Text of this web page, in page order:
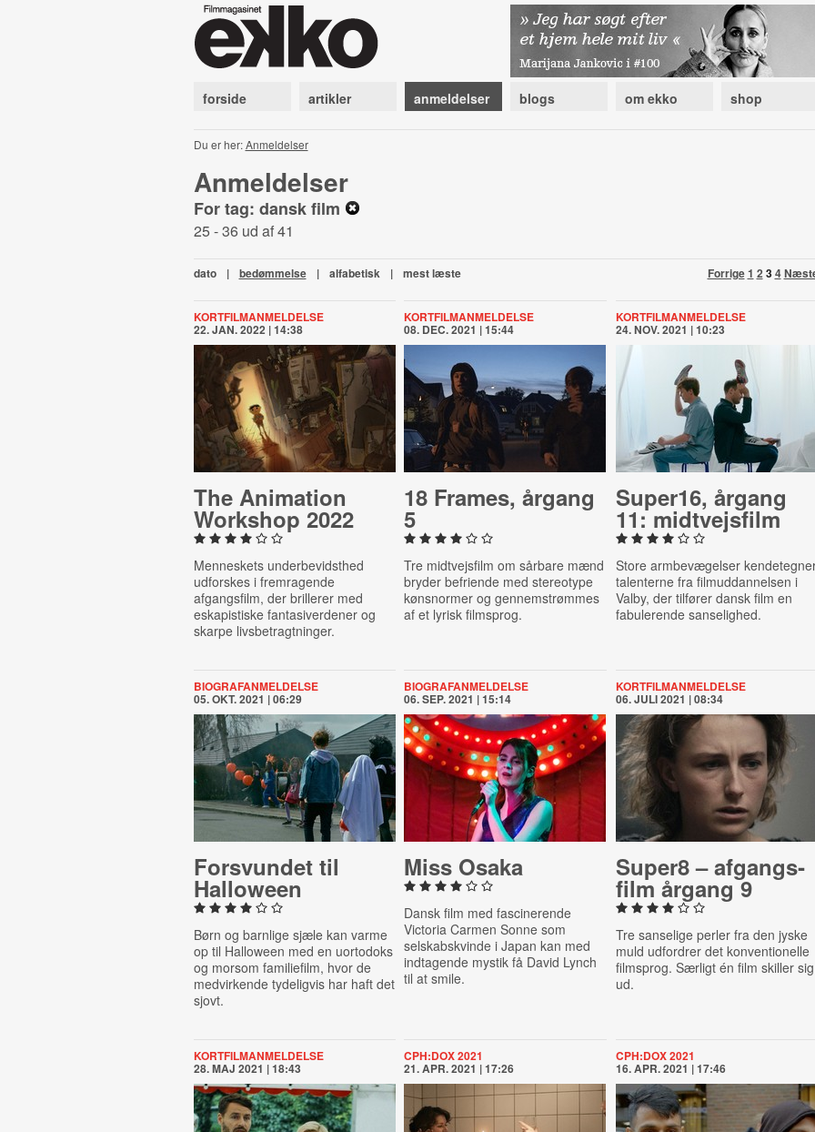
forside artikler anmeldelser blogs om ekko shop
Du er her:Anmeldelser
Anmeldelser
For tag: dansk film
25 - 36 ud af 41
Forrige1 2 34
dato | bedømmelse | alfabetisk | mest læste
KORTFILMANMELDELSE
22. JAN. 2022 | 14:38
The Animation
Workshop 2022
Menneskets underbevidsthed
udforskes i fremragende
afgangsfilm, der brillerer med
eskapistiske fantasiverdener og
skarpe livsbetragtninger.
KORTFILMANMELDELSE
08. DEC. 2021 | 15:44
18 Frames, årgang
5
Tre midtvejsfilm om sårbare mænd
bryder befriende med stereotype
kønsnormer og gennemstrømmes
af et lyrisk filmsprog.
KORTFILMANMELDELSE
24. NOV. 2021 | 10:23
Super16, årgang
11: midt­vejs­film
Store armbevægelser
talenterne fra filmuddannelsen i
Valby, der tilfører dansk film en
fabulerende sanselighed.
BIOGRAFANMELDELSE
05. OKT. 2021 | 06:29
For­s­vun­det til
Halloween
Børn og barnlige sjæle kan varme
op til Halloween med en uortodoks
og morsom familiefilm, hvor de
medvirkende tydeligvis har haft det
sjovt.
BIOGRAFANMELDELSE
06. SEP. 2021 | 15:14
Miss Osaka
Dansk film med fascinerende
Victoria Carmen Sonne som
selskabskvinde i Japan kan med
indtagende mystik få David Lynch
til at smile.
KORTFILMANMELDELSE
06. JULI 2021 | 08:34
Super8 – af­gangs­
film årgang 9
Tre sanselige perler fra den jyske
muld udfordrer det konventionelle
filmsprog. Særligt én film skiller sig
ud.
KORTFILMANMELDELSE
28. MAJ 2021 | 18:43
CPH:DOX 2021
21. APR. 2021 | 17:26
CPH:DOX 2021
16. APR. 2021 | 17:46